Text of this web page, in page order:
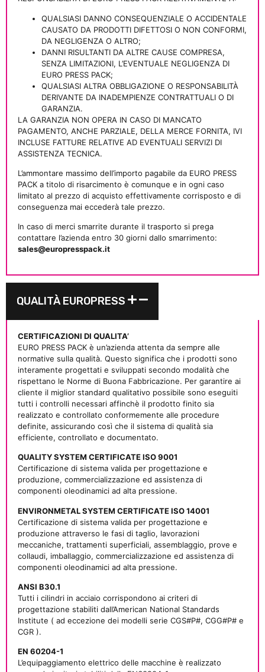
QUALSIASI DANNO CONSEQUENZIALE O ACCIDENTALE
CAUSATO DA PRODOTTI DIFETTOSI O NON CONFORMI,
DA NEGLIGENZA O ALTRO;
DANNI RISULTANTI DA ALTRE CAUSE COMPRESA,
SENZA LIMITAZIONI, L’EVENTUALE NEGLIGENZA DI
EURO PRESS PACK;
QUALSIASI ALTRA OBBLIGAZIONE O RESPONSABILITÀ
DERIVANTE DA INADEMPIENZE CONTRATTUALI O DI
GARANZIA.
LA GARANZIA NON OPERA IN CASO DI MANCATO
PAGAMENTO, ANCHE PARZIALE, DELLA MERCE FORNITA, IVI
INCLUSE FATTURE RELATIVE AD EVENTUALI SERVIZI DI
ASSISTENZA TECNICA.
L’ammontare massimo dell’importo pagabile da EURO PRESS
PACK a titolo di risarcimento è comunque e in ogni caso
limitato al prezzo di acquisto effettivamente corrisposto e di
conseguenza mai eccederà tale prezzo.
In caso di merci smarrite durante il trasporto si prega
contattare l’azienda entro 30 giorni dallo smarrimento:
sales@europresspack.it
QUALITÀ EUROPRESS
CERTIFICAZIONI DI QUALITA’
EURO PRESS PACK è un’azienda attenta da sempre alle
normative sulla qualità. Questo significa che i prodotti sono
interamente progettati e sviluppati secondo modalità che
rispettano le Norme di Buona Fabbricazione. Per garantire ai
cliente il miglior standard qualitativo possibile sono eseguiti
tutti i controlli necessari affinchè il prodotto finito sia
realizzato e controllato conformemente alle procedure
definite, assicurando così che il sistema di qualità sia
efficiente, controllato e documentato.
QUALITY SYSTEM CERTIFICATE ISO 9001
Certificazione di sistema valida per progettazione e
produzione, commercializzazione ed assistenza di
componenti oleodinamici ad alta pressione.
ENVIRONMETAL SYSTEM CERTIFICATE ISO 14001
Certificazione di sistema valida per progettazione e
produzione attraverso le fasi di taglio, lavorazioni
meccaniche, trattamenti superficiali, assemblaggio, prove e
collaudi, imballaggio, commercializzazione ed assistenza di
componenti oleodinamici ad alta pressione.
ANSI B30.1
Tutti i cilindri in acciaio corrispondono ai criteri di
progettazione stabiliti dall’American National Standards
Institute ( ad eccezione dei modelli serie CGS#P#, CGG#P# e
CGR ).
EN 60204-1
L’equipaggiamento elettrico delle macchine è realizzato